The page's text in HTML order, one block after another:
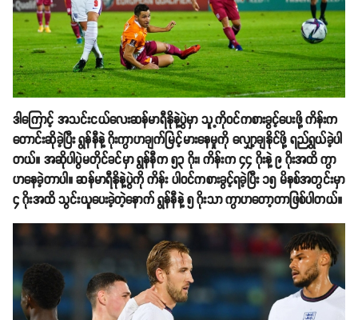
ဒါကြောင့် အသင်းငယ်လေးဆန်မာရီနိုနဲ့ပွဲမှာ သူ့ကိုဝင်ကစားခွင့်ပေးဖို့ ကိန်းက​
တောင်းဆိုခဲ့ပြီး ရွန်နီနဲ့ ဂိုးကွာဟချက်မြင့်မားနေမှုကို လျှော့ချနိုင်ဖို့ ရည်ရွယ်ခဲ့ပါ
တယ်။ အဆိုပါပွဲမတိုင်ခင်မှာ ရွန်နီက ၅၃ ဂိုး၊ ကိန်းက ၄၄ ဂိုးနဲ့ ၉ ဂိုးအထိ ကွာ
ဟနေခဲ့တာပါ။ ဆန်မာရီနိုနဲ့ပွဲကို ကိန်း ပါဝင်ကစားခွင့်ရခဲ့ပြီး ၁၅ မိနစ်အတွင်းမှာ
၄ ဂိုးအထိ သွင်းယူပေးခဲ့တဲ့နောက် ရွန်နီနဲ့ ၅ ဂိုးသာ ကွာဟတော့တာဖြစ်ပါတယ်။